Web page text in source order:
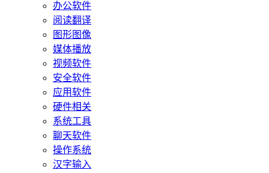
办公软件
阅读翻译
图形图像
媒体播放
视频软件
安全软件
应用软件
硬件相关
系统工具
聊天软件
操作系统
汉字输入